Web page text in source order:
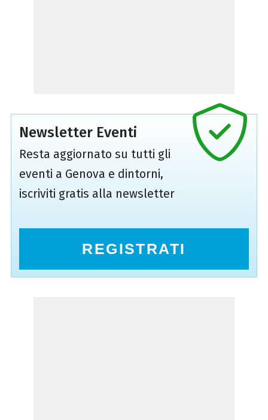
Newsletter Eventi
Resta aggiornato su tutti gli
eventi a Genova e dintorni,
iscriviti gratis alla newsletter
REGISTRATI